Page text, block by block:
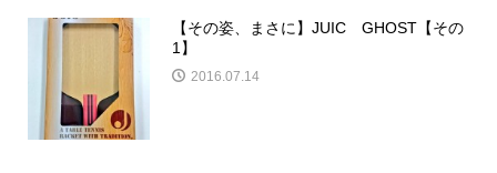
【その姿、まさに】JUIC GHOST【その
1】
2016.07.14